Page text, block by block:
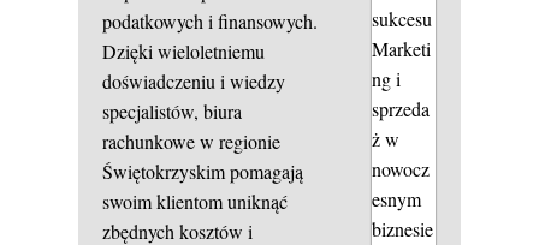
podatkowych i finansowych.
Dzięki wieloletniemu
doświadczeniu i wiedzy
specjalistów, biura
rachunkowe w regionie
Świętokrzyskim pomagają
swoim klientom uniknąć
zbędnych kosztów i
sukcesu
Marketi
ng i
sprzeda
ż w
nowocz
esnym
biznesie